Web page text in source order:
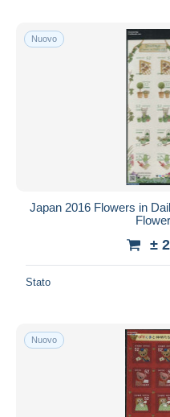
Nuovo
Japan 2016 Flowers in
±
Stato
Nuovo